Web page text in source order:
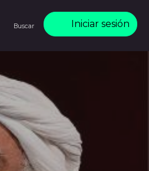
Buscar Iniciar sesión